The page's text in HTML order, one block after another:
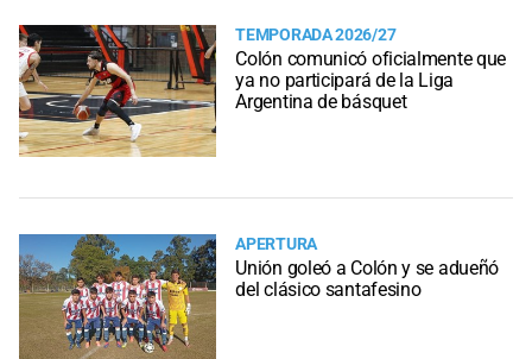
TEMPORADA 2026/27
Colón comunicó oficialmente que
ya no participará de la Liga
Argentina de básquet
APERTURA
Unión goleó a Colón y se adueñó
del clásico santafesino